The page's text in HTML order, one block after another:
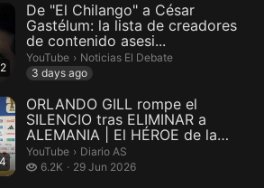
De "El Chilango" a César
Gastélum: la lista de creadores
de contenido asesi...
YouTube › Noticias El Debate.
Noticias El Debate
3 days ago
ORLANDO GILL rompe el
SILENCIO tras ELIMINAR a
ALEMANIA | El HÉROE de la
histórica Pa...
YouTube › Diario AS.
Diario AS
6.2K
6.2 thousand views
29 Jun 2026